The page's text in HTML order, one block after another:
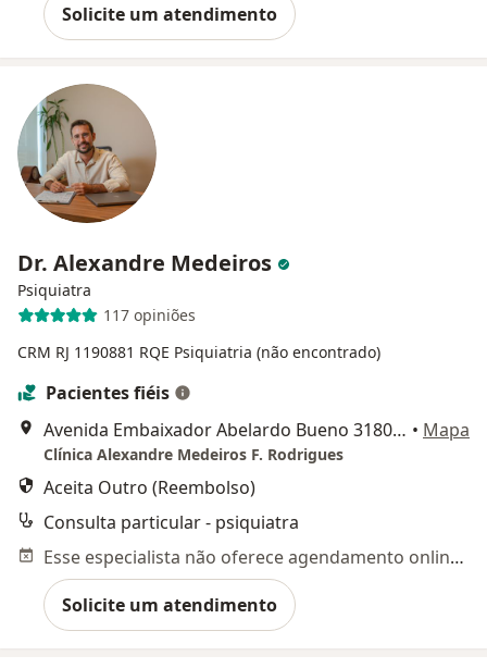
Solicite um atendimento
Dr. Alexandre Medeiros
Psiquiatra
117 opiniões
CRM RJ 1190881 RQE Psiquiatria (não encontrado)
Pacientes fiéis
Avenida Embaixador Abelardo Bueno 3180 sala 407, Rio de Janeiro • Mapa
Clínica Alexandre Medeiros F. Rodrigues
Aceita Outro (Reembolso)
Consulta particular - psiquiatra
Esse especialista não oferece agendamento online para esse endereço.
Solicite um atendimento